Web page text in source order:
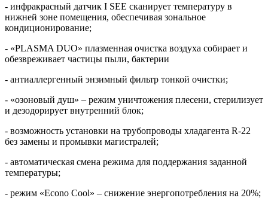
- инфракрасный датчик I SEE сканирует температуру в
нижней зоне помещения, обеспечивая зональное
кондиционирование;
- «PLASMA DUO» плазменная очистка воздуха собирает и
обезвреживает частицы пыли, бактерии
- антиаллергенный энзимный фильтр тонкой очистки;
- «озоновый душ» – режим уничтожения плесени, стерилизует
и дезодорирует внутренний блок;
- возможность установки на трубопроводы хладагента R-22
без замены и промывки магистралей;
- автоматическая смена режима для поддержания заданной
температуры;
- режим «Econo Cool» – снижение энергопотребления на 20%;